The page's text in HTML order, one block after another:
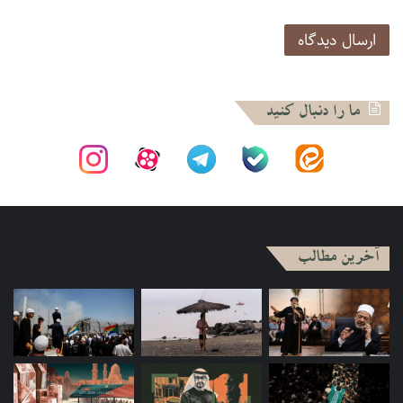
مصدق باش: سر می‌دادند…. «کن مصدق یا فاروق».
مجاهد و مبارز ایرانی است که همچنان مورد احترام شدید اخوان و
اخوانی‌های امروز می‌درخشد. او به دعوت سیدقطب به مصر رفت و
اخوانی‌ها یک گروه حقوقی تشکیل می‌دهند که بیایند در ایران و از
*از طرف دیگر، آیا می‌شود گفت که خود نواب از مجاهدین عرب
مثل عبدالقادر الجزایری و دیگران متأثر بودند؟
دقیقاً. عبدالقادر الجزایری، امین الحسینی و…
ما را دنبال کنید
آخرین مطالب